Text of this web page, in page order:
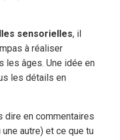
sensorielles, il
à réaliser
les âges. Une idée en
les détails en
dire en commentaires
autre) et ce que tu